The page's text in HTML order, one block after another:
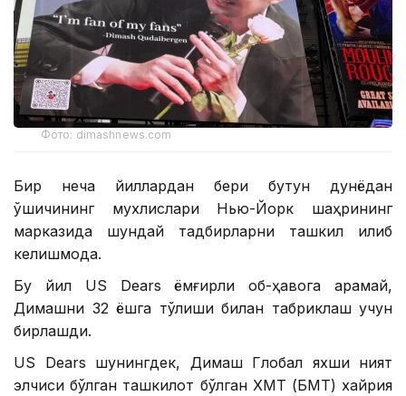
Фото: dimashnews.com
Бир неча йиллардан бери бутун дунёдан
қўшиқчининг мухлислари Нью-Йорк шаҳрининг
марказида шундай тадбирларни ташкил қилиб
келишмоқда.
Бу йил US Dears ёмғирли об-ҳавога қарамай,
Димашни 32 ёшга тўлиши билан табриклаш учун
бирлашди.
US Dears шунингдек, Димаш Глобал яхши ният
элчиси бўлган ташкилот бўлган ХМТ (БМТ) хайрия